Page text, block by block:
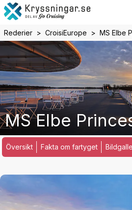
Rederier CroisiEurope MS Elbe
MS Elbe
Översikt Fakta om fartyget